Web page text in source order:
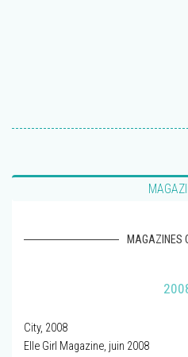
MAGAZINES
City, 2008
Elle Girl Magazine, juin 2008